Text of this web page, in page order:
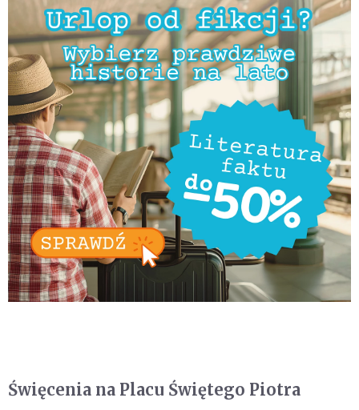
Święcenia na Placu Świętego Piotra